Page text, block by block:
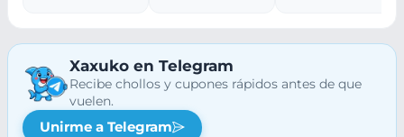
Xaxuko en Telegram
Recibe chollos y cupones rápidos antes de que
vuelen.
Unirme a Telegram